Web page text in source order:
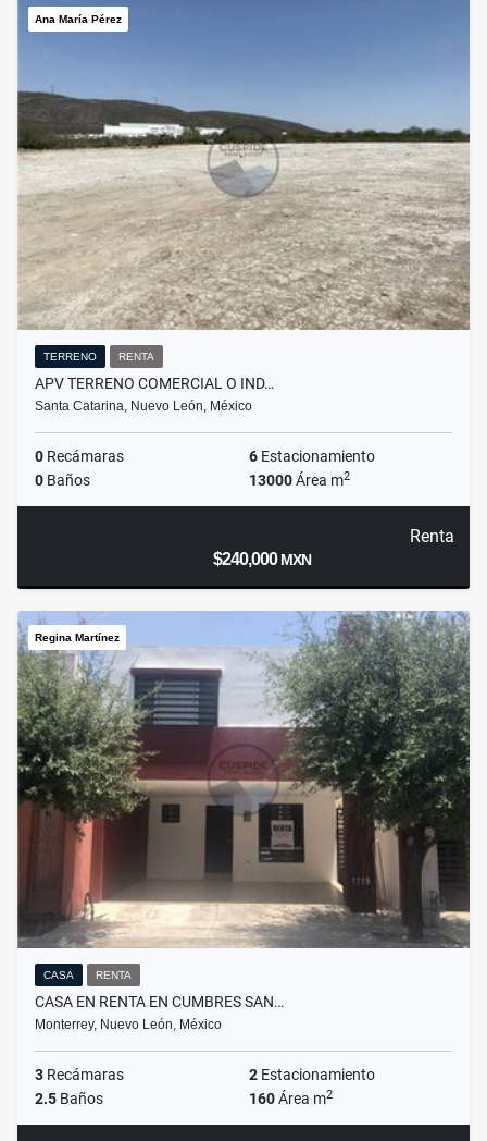
Ana María Pérez
TERRENO RENTA
APV TERRENO COMERCIAL O IND…
Santa Catarina, Nuevo León, México
0 Recámaras 6 Estacionamiento
0 Baños 13000Área m2
Renta
$240,000MXN
Regina Martínez
CASA RENTA
CASA EN RENTA EN CUMBRES SAN…
Monterrey, Nuevo León, México
3 Recámaras 2 Estacionamiento
2.5 Baños 160Área m2